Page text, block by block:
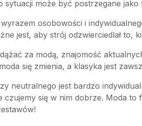
sytuacji może być postrzegane jako
osobowości i
jest, aby strój odzwierciedlał to,
za modą, znajomość
się zmienia, a klasyka jest
neutralnego jest bardzo
czujemy się w nim dobrze. Moda